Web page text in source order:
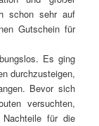
schon sehr auf
Gutschein für
Es ging
durchzusteigen,
Bevor sich
versuchten,
für die